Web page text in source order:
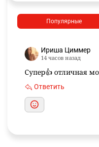
Популярные
Ириша Циммер
14 часов назад
Супер👍 отличная
Ответить